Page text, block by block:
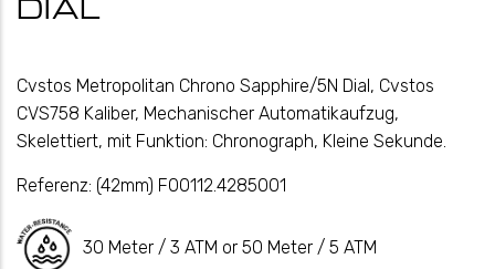
DIAL
Cvstos Metropolitan Chrono Sapphire/5N Dial, Cvstos
CVS758 Kaliber, Mechanischer Automatikaufzug,
Skelettiert, mit Funktion: Chronograph, Kleine Sekunde.
Referenz: (42mm) F00112.4285001
30 Meter / 3 ATM or 50 Meter / 5 ATM